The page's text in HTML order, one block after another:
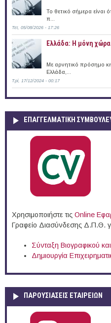
Το θετικό σήμερα είναι
π...
Τετ, 05/08/2026 - 17:26
Ελλάδα: Η μόνη
Με αρνητικό πρόσημο
Ελλάδα,...
Τρί, 17/12/2024 - 00:17
ΕΠΑΓΓΕΛΜΑΤΙΚΉ
Χρησιμοποιήστε τις Online
Γραφείο Διασύνδεσης Δ.Π.Θ.
Σύνταξη Βιογραφικού
Δημιουργία
ΠΑΡΟΥΣΙΆΣΕΙΣ ΕΤΑΙΡΕΙΏΝ